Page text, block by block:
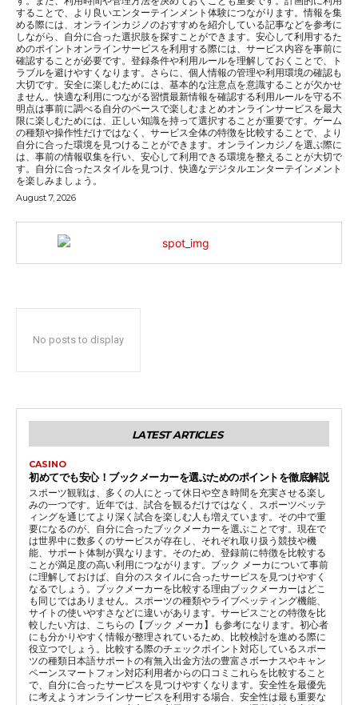
することで、より良いエンターテインメント体験につながります。情報を集
める際には、オンラインカジノのおすすめを紹介している記事などを参考に
しながら、自分に合った選択肢を探すことができます。安心して利用するた
めのポイントオンラインサービスを利用する際には、サービス内容を事前に
確認することが必要です。登録条件や利用ルールを理解しておくことで、ト
ラブルを避けやすくなります。さらに、個人情報の管理や利用環境の確認も
大切です。安全に楽しむためには、基本的な注意点を意識することが欠かせ
ません。快適な利用につながる習慣最新情報を確認する利用ルールを守る不
明点は事前に調べる自分のペースで楽しむまとめオンラインサービスを最大
限に楽しむためには、正しい知識を持って選択することが重要です。ゲーム
の種類や操作性だけではなく、サービス全体の特徴を比較することで、より
自分に合った環境を見つけることができます。オンラインカジノを選ぶ際に
は、事前の情報収集を行い、安心して利用できる環境を整えることが大切で
す。自分に合ったスタイルを見つけ、快適なデジタルエンターテインメント
を楽しみましょう。
August 7, 2026
No posts to display
LATEST ARTICLES
CASINO
初めてでも安心！ブックメーカーを選ぶためのポイントを徹底解説
スポーツ観戦は、多くの人にとって休日や空き時間を充実させる楽し
みの一つです。近年では、試合を観るだけではなく、スポーツベッテ
ィングを通じてより深く試合を楽しむ人も増えています。その中で重
要になるのが、自分に合ったブックメーカーを選ぶことです。現在で
は世界中に数多くのサービスが存在し、それぞれ取り扱う競技や機
能、サポート体制が異なります。そのため、登録前に特徴を比較する
ことが満足度の高い利用につながります。ブック メーカについて事前
に理解しておけば、自分のスタイルに合ったサービスを見つけやすく
なるでしょう。ブックメーカーを比較する理由ブックメーカーはどこ
も同じではありません。スポーツの種類やライブベッティング機能、
サイトの使いやすさなどに違いがあります。サービスごとの特徴を比
較したい方は、こちらの【ブック メーカ】も参考になります。初心者
にも分かりやすく情報が整理されているため、比較検討を進める際に
役立つでしょう。比較する際のチェックポイント対応しているスポー
ツの種類日本語サポートの有無入出金方法の豊富さボーナスやキャン
ペーンスマートフォン対応利用者からの口コミこれらを比較すること
で、自分に合ったサービスを見つけやすくなります。安全性を最優先
に考えようオンラインサービスを利用する場合、安全性は最も重要な